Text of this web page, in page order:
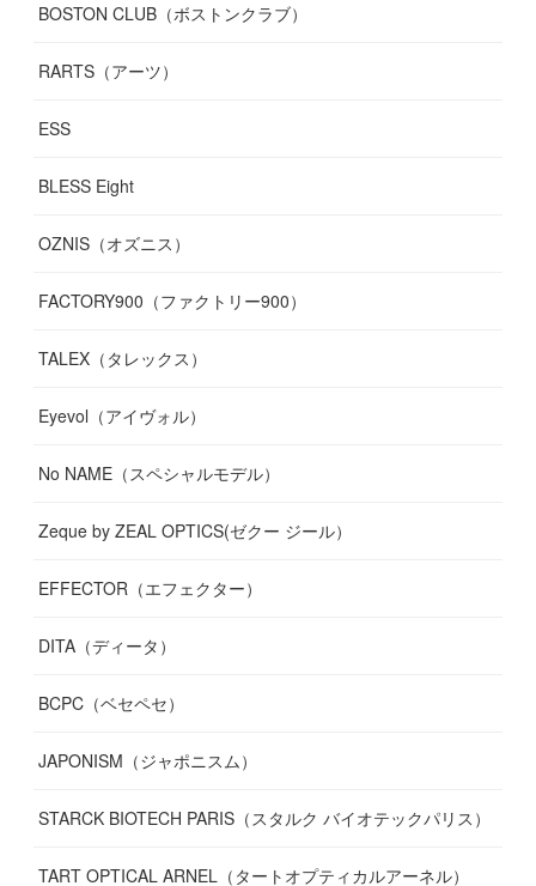
BOSTON CLUB（ボストンクラブ）
RARTS（アーツ）
ESS
BLESS Eight
OZNIS（オズニス）
FACTORY900（ファクトリー900）
TALEX（タレックス）
Eyevol（アイヴォル）
No NAME（スペシャルモデル）
Zeque by ZEAL OPTICS(ゼクー ジール）
EFFECTOR（エフェクター）
DITA（ディータ）
BCPC（ベセペセ）
JAPONISM（ジャポニスム）
STARCK BIOTECH PARIS（スタルク バイオテックパリス）
TART OPTICAL ARNEL（タートオプティカルアーネル）